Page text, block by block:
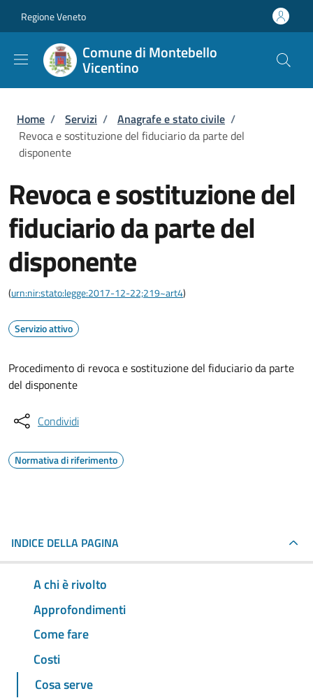
Regione Veneto
Comune di Montebello
Vicentino
Briciole di pane
Home / Servizi / Anagrafe e stato civile /
Revoca e sostituzione del fiduciario da parte del
disponente
Revoca e sostituzione del
fiduciario da parte del
disponente
(urn:nir:stato:legge:2017-12-22;219~art4)
Servizio attivo
Procedimento di revoca e sostituzione del fiduciario da parte
del disponente
Condividi
Normativa di riferimento
INDICE DELLA PAGINA
A chi è rivolto
Approfondimenti
Come fare
Costi
Cosa serve